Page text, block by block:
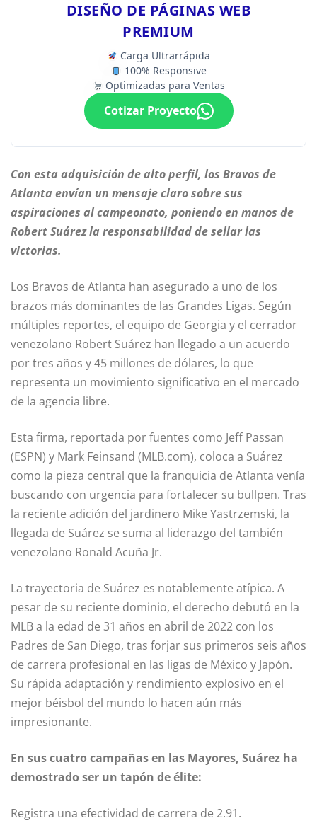
DISEÑO DE PÁGINAS WEB
PREMIUM
Carga Ultrarrápida
100% Responsive
Optimizadas para Ventas
Cotizar Proyecto
Con esta adquisición de alto perfil, los Bravos de
Atlanta envían un mensaje claro sobre sus
aspiraciones al campeonato, poniendo en manos de
Robert Suárez la responsabilidad de sellar las
victorias.
Los Bravos de Atlanta han asegurado a uno de los
brazos más dominantes de las Grandes Ligas. Según
múltiples reportes, el equipo de Georgia y el cerrador
venezolano Robert Suárez han llegado a un acuerdo
por tres años y 45 millones de dólares, lo que
representa un movimiento significativo en el mercado
de la agencia libre.
Esta firma, reportada por fuentes como Jeff Passan
(ESPN) y Mark Feinsand (MLB.com), coloca a Suárez
como la pieza central que la franquicia de Atlanta venía
buscando con urgencia para fortalecer su bullpen. Tras
la reciente adición del jardinero Mike Yastrzemski, la
llegada de Suárez se suma al liderazgo del también
venezolano Ronald Acuña Jr.
La trayectoria de Suárez es notablemente atípica. A
pesar de su reciente dominio, el derecho debutó en la
MLB a la edad de 31 años en abril de 2022 con los
Padres de San Diego, tras forjar sus primeros seis años
de carrera profesional en las ligas de México y Japón.
Su rápida adaptación y rendimiento explosivo en el
mejor béisbol del mundo lo hacen aún más
impresionante.
En sus cuatro campañas en las Mayores, Suárez ha
demostrado ser un tapón de élite:
Registra una efectividad de carrera de 2.91.